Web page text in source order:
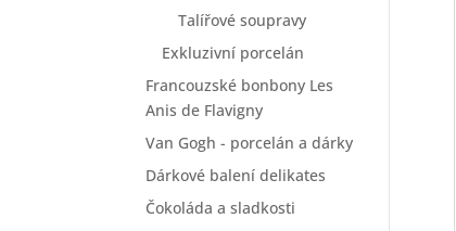
Talířové soupravy
Exkluzivní porcelán
Francouzské bonbony Les
Anis de Flavigny
Van Gogh - porcelán a dárky
Dárkové balení delikates
Čokoláda a sladkosti